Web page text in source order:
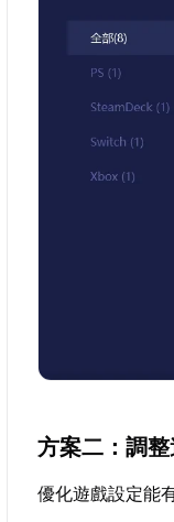
方案二：調
優化遊戲設定能